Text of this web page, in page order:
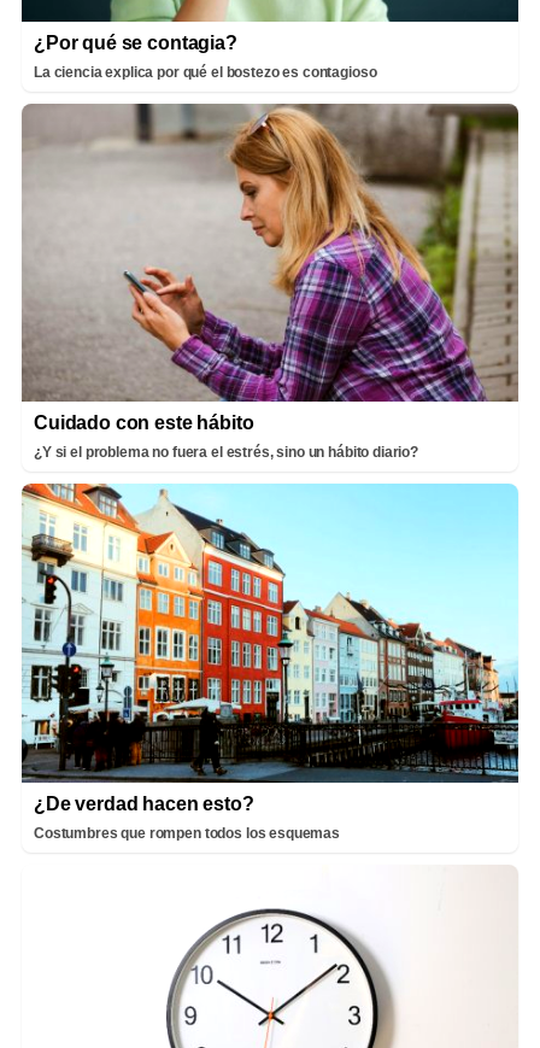
¿Por qué se contagia?
La ciencia explica por qué el bostezo es contagioso
Cuidado con este hábito
¿Y si el problema no fuera el estrés, sino un hábito diario?
¿De verdad hacen esto?
Costumbres que rompen todos los esquemas